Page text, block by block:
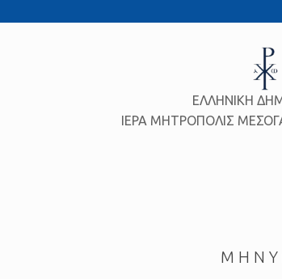
ΕΛΛΗΝΙΚΗ
ΙΕΡΑ ΜΗΤΡΟΠΟΛΙΣ
M H N